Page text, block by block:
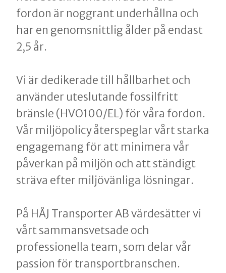
fordon är noggrant underhållna och
har en genomsnittlig ålder på endast
2,5 år.
Vi är dedikerade till hållbarhet och
använder uteslutande fossilfritt
bränsle (HVO100/EL) för våra fordon.
Vår miljöpolicy återspeglar vårt starka
engagemang för att minimera vår
påverkan på miljön och att ständigt
sträva efter miljövänliga lösningar.
På HÅJ Transporter AB värdesätter vi
vårt sammansvetsade och
professionella team, som delar vår
passion för transportbranschen.